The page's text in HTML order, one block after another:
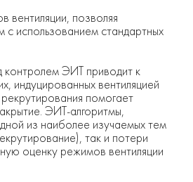
позволяя
с использованием стандартных
контролем ЭИТ приводит к
индуцированных вентиляцией
помогает
ЭИТ-алгоритмы,
из наиболее изучаемых тем
так и потери
оценку режимов вентиляции